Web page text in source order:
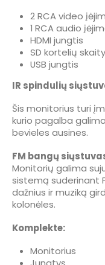
2 RCA video
1 RCA audio
HDMI jungtis
SD kortelių
USB jungtis
IR spindulių
Šis monitorius turi
kurio pagalba
bevieles ausines.
FM bangų
Monitorių galima
sistemą suderinant
dažnius ir muziką
kolonėles.
Komplekte:
Monitorius